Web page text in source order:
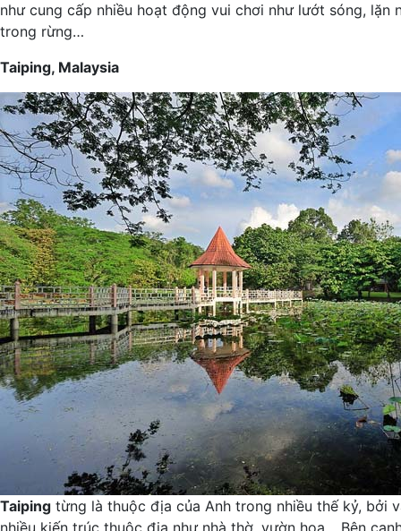
như cung cấp nhiều hoạt động vui chơi như lướt sóng, lặn
trong rừng…
Taiping, Malaysia
Taiping từng là thuộc địa của Anh trong nhiều thế kỷ, bởi
nhiều kiến trúc thuộc địa như nhà thờ, vườn hoa… Bên